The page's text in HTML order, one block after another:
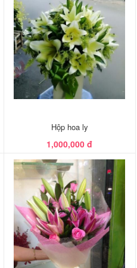
Hộp hoa ly
1,000,000 đ